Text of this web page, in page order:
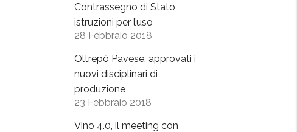
Contrassegno di Stato,
istruzioni per l’uso
28 Febbraio 2018
Oltrepò Pavese, approvati i
nuovi disciplinari di
produzione
23 Febbraio 2018
Vino 4.0, il meeting con